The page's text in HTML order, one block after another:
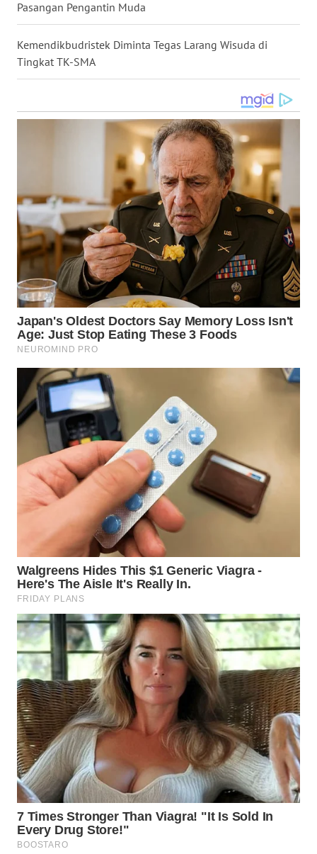
Pasangan Pengantin Muda
Kemendikbudristek Diminta Tegas Larang Wisuda di
Tingkat TK-SMA
WN
WN
WN
WN
KALBAR
WN
KALTENG
WN
KALTARA
WN
KALSEL
WN
KALTIM
WN
SULSEL
WN
GORONTALO
WN
WN
MALUKU
WN
MALUT
WN
DAIRI
WN
DANAU
TOBA